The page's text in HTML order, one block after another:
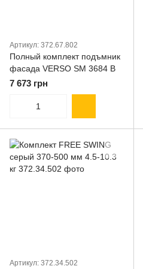
Артикул: 372.67.802
Полный комплект подъмник
фасада VERSO SM 3684 B
7 673 грн
Артикул: 372.34.502